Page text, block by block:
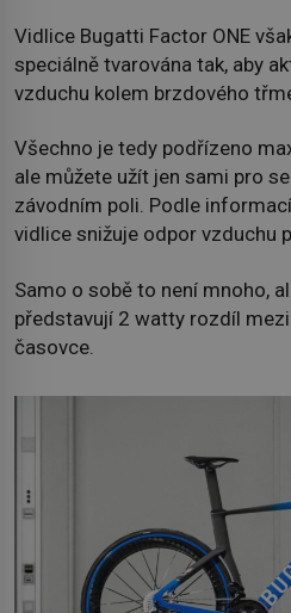
Vidlice Bugatti Factor ONE
speciálně tvarována tak, aby
vzduchu kolem brzdového
Všechno je tedy podřízeno
ale můžete užít jen sami pro
závodním poli. Podle
vidlice snižuje odpor vzduchu
Samo o sobě to není mnoho,
představují 2 watty rozdíl
časovce.